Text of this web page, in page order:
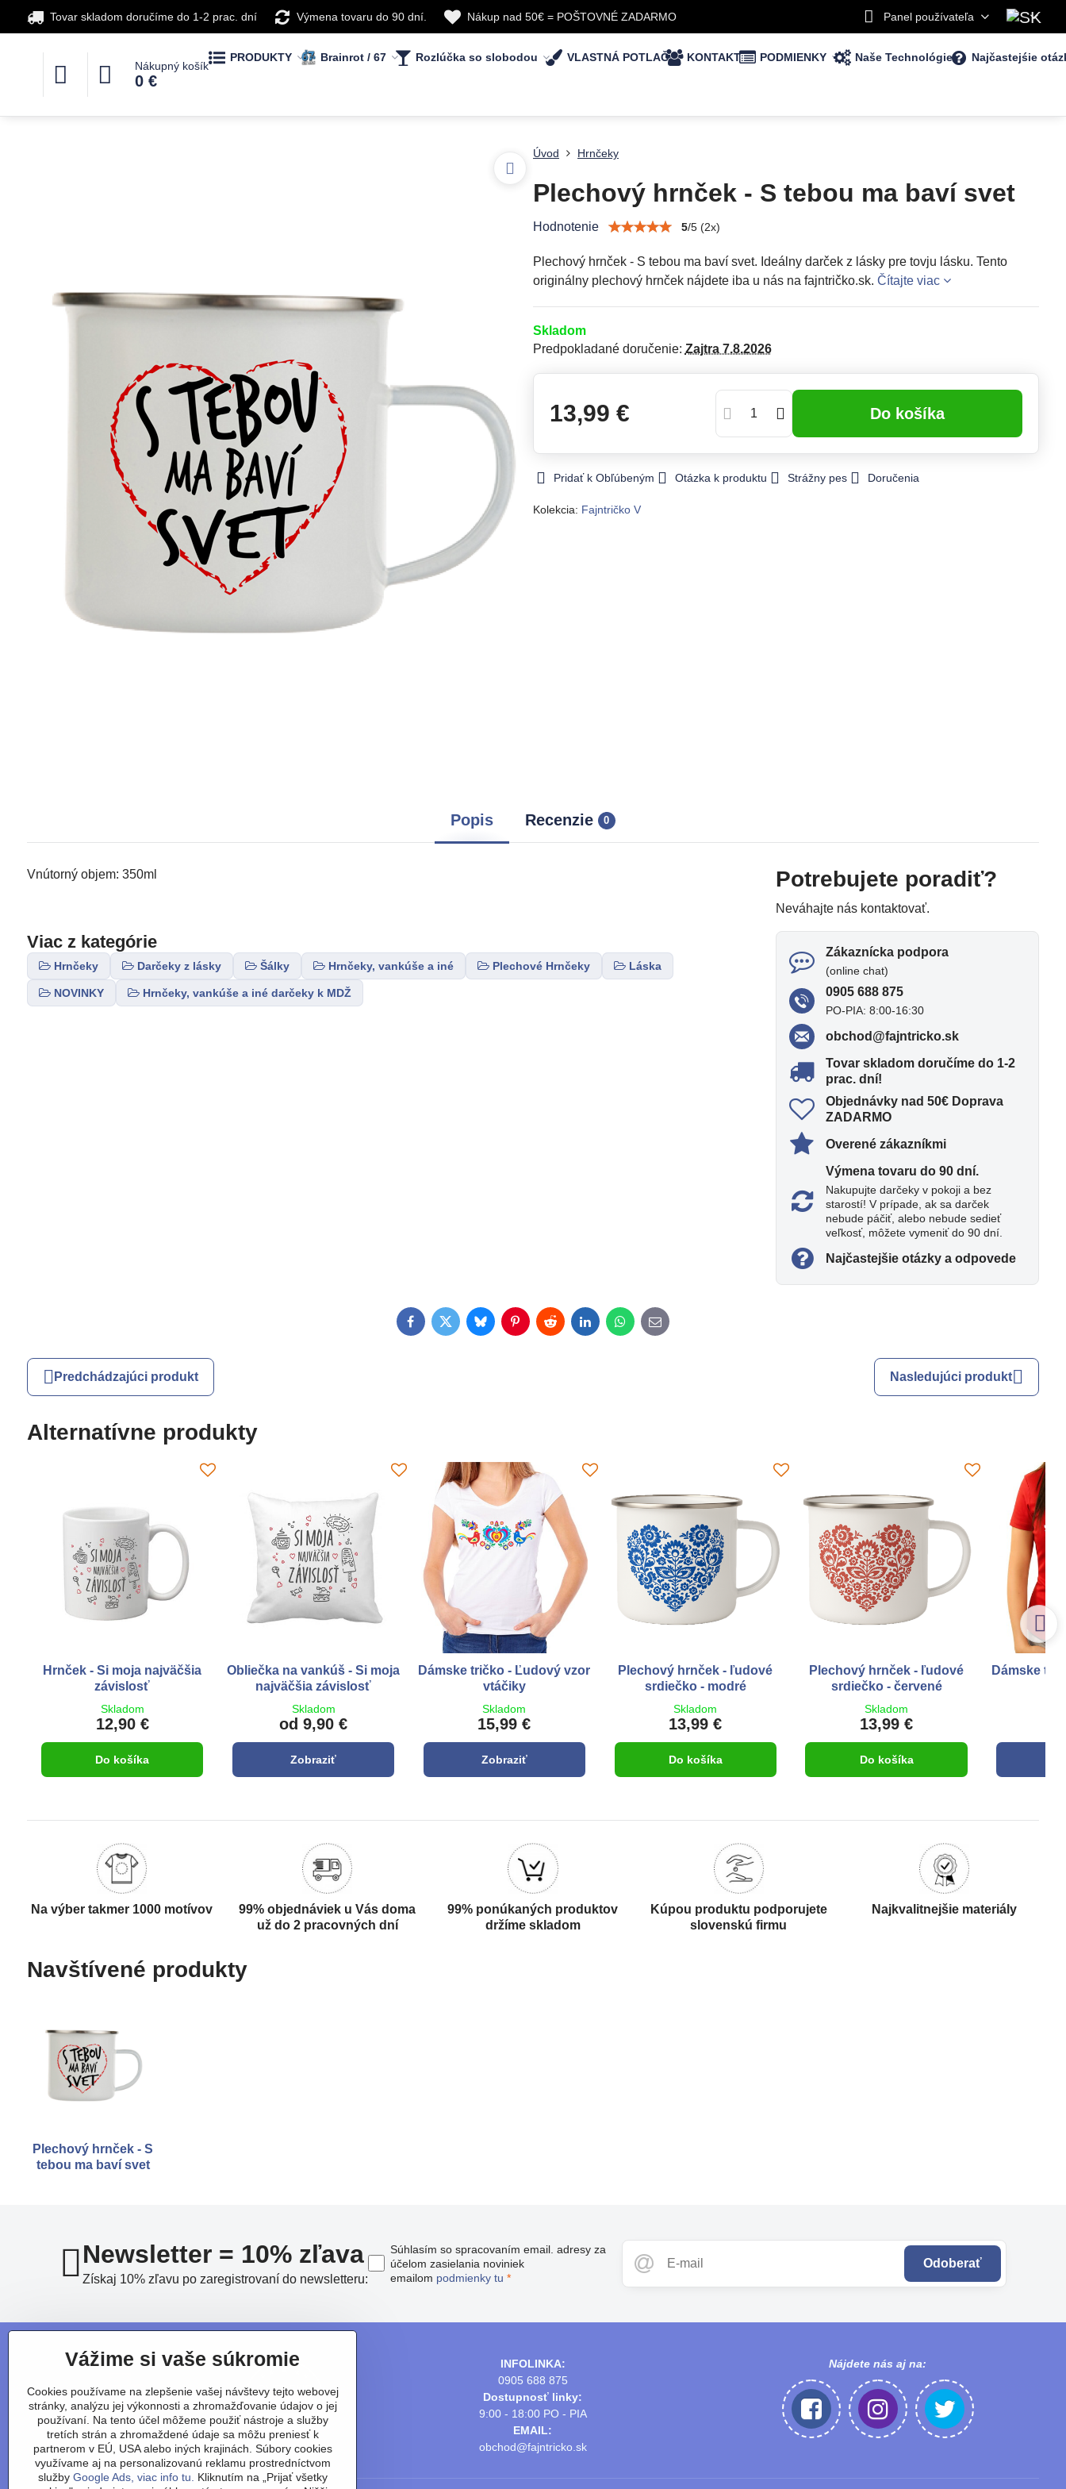
Tovar skladom doručíme do 1-2 prac. dní Výmena tovaru do 90 dní. Nákup nad 50€ = POŠTOVNÉ ZADARMO Panel používateľa
Nákupný košík
0 €
PRODUKTY Brainrot / 67 Rozlúčka so slobodou VLASTNÁ POTLAČ KONTAKT PODMIENKY Naše Technológie Najčastejśie
Úvod Hrnčeky
Plechový hrnček - S tebou ma baví svet
Hodnotenie 5/5(2x)
Plechový hrnček - S tebou ma baví svet. Ideálny darček z lásky pre tovju lásku. Tento
originálny plechový hrnček nájdete iba u nás na fajntričko.sk. Čítajte viac
Skladom
Predpokladané doručenie: Zajtra7.8.2026
13,99 € Do košíka
Pridať k Obľúbeným Otázka k produktu Strážny pes Doručenia
Kolekcia: Fajntričko V
Popis Recenzie 0
Vnútorný objem: 350ml
Viac z kategórie
Hrnčeky Darčeky z lásky Šálky Hrnčeky, vankúše a iné Plechové Hrnčeky Láska
NOVINKY Hrnčeky, vankúše a iné darčeky k MDŽ
Potrebujete poradiť?
Neváhajte nás kontaktovať.
Zákaznícka podpora
(online chat)
0905 688 875
PO-PIA: 8:00-16:30
obchod​@fajntricko​.sk
Tovar skladom doručíme do 1-2
prac​. dní!
Objednávky nad 50€ Doprava
ZADARMO
Overené zákazníkmi
Výmena tovaru do 90 dní​.
Nakupujte darčeky v pokoji a bez
starostí! V prípade, ak sa darček
nebude páčiť, alebo nebude sedieť
veľkosť, môžete vymeniť do 90 dní.
Najčastejšie otázky a odpovede
FacebookTwitterBlueskyPinterestRedditLinkedInWhatsApp
E-
mail
Predchádzajúci produkt Nasledujúci produkt
Alternatívne produkty
Hrnček - Si moja najväčšia
závislosť
Skladom
12,90 €
Do košíka
Obliečka na vankúš - Si moja
najväčšia závislosť
Skladom
od 9,90 €
Zobraziť
Dámske tričko - Ľudový vzor
vtáčiky
Skladom
15,99 €
Zobraziť
Plechový hrnček - ľudové
srdiečko - modré
Skladom
13,99 €
Do košíka
Plechový hrnček - ľudové
srdiečko - červené
Skladom
13,99 €
Do košíka
Dámske
Na výber takmer 1000 motívov
99% objednáviek u Vás doma
už do 2 pracovných dní
99% ponúkaných produktov
držíme skladom
Kúpou produktu podporujete
slovenskú firmu
Najkvalitnejšie materiály
Navštívené produkty
Plechový hrnček - S
tebou ma baví svet
Newsletter = 10% zľava
Získaj 10% zľavu po zaregistrovaní do newsletteru:
Odoberať
Súhlasím so spracovaním email. adresy za
účelom zasielania noviniek
emailom podmienky tu *
INFOLINKA:
0905 688 875
Dostupnosť linky:
9:00 - 18:00 PO - PIA
EMAIL:
obchod@fajntricko.sk
Nájdete nás aj na:
Vážime si vaše súkromie
Cookies používame na zlepšenie vašej návštevy tejto webovej
stránky, analýzu jej výkonnosti a zhromažďovanie údajov o jej
používaní. Na tento účel môžeme použiť nástroje a služby
tretích strán a zhromaždené údaje sa môžu preniesť k
partnerom v EÚ, USA alebo iných krajinách. Súbory cookies
využívame aj na personalizovanú reklamu prostredníctvom
služby Google Ads, viac info tu.
Kliknutím na „Prijať všetky